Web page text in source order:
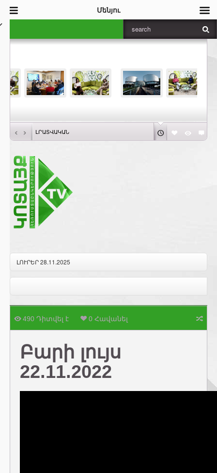
‹ › ԼՐԱՏՎԱԿԱՆ
ԼՈՒՐԵՐ 28.11.2025
490 Դիտվել է 0 Հավանել
Բարի լույս
22.11.2022
Մենյու